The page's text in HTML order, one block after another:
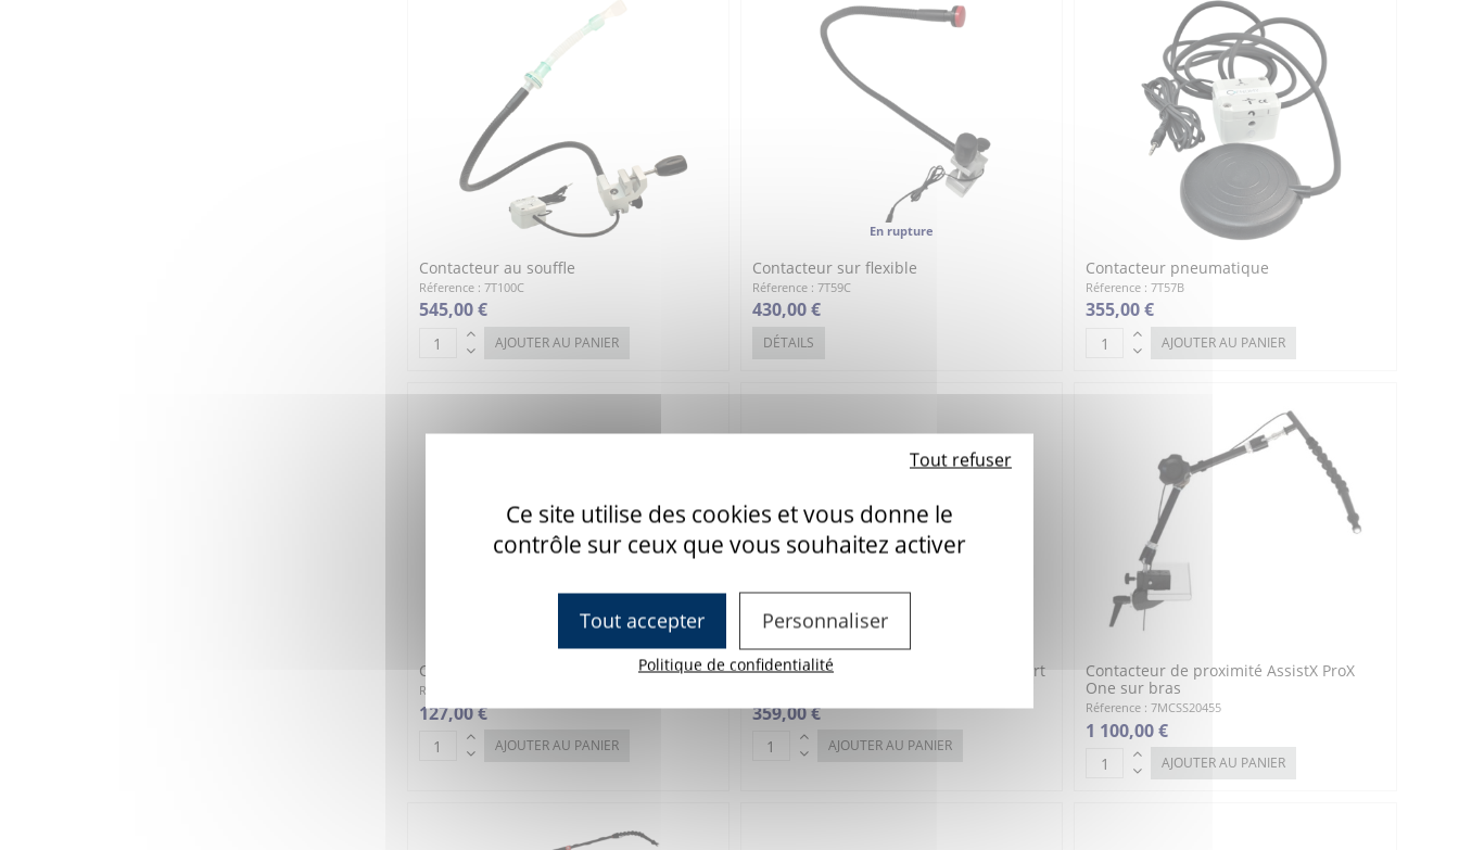
Contacteur au souffle
Réference : 7T100C
545,00 €
AJOUTER AU PANIER
En rupture
Contacteur sur flexible
Réference : 7T59C
430,00 €
DÉTAILS
Contacteur pneumatique
Réference : 7T57B
355,00 €
AJOUTER AU PANIER
Contacteur poignée Wobble
Réference : 7BJ16
127,00 €
AJOUTER AU PANIER
Contacteur poignée Wobble sur support
359,00 €
AJOUTER AU PANIER
Contacteur de proximité AssistX ProX
One sur bras
Réference : 7MCSS20455
1 100,00 €
AJOUTER AU PANIER
Ce site utilise des cookies et vous donne le
contrôle sur ceux que vous souhaitez activer
Tout accepter
Tout refuser
Personnaliser
Politique de confidentialité